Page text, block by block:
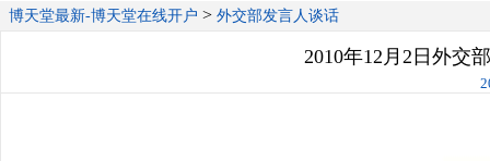
博天堂最新-博天堂在线开户 > 外交部发言人谈话
2010年12月2日外交